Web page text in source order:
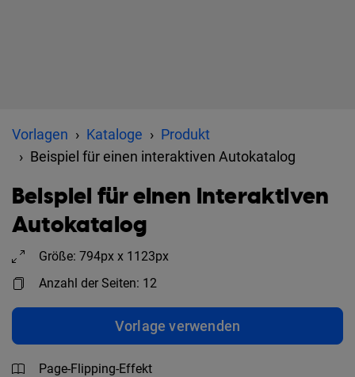
Vorlagen Kataloge
Produkt
Beispiel für einen interaktiven Autokatalog
Beispiel für einen interaktiven
Autokatalog
Größe: 794px x 1123px
Anzahl der Seiten: 12
Vorlage verwenden
Page-Flipping-Effekt